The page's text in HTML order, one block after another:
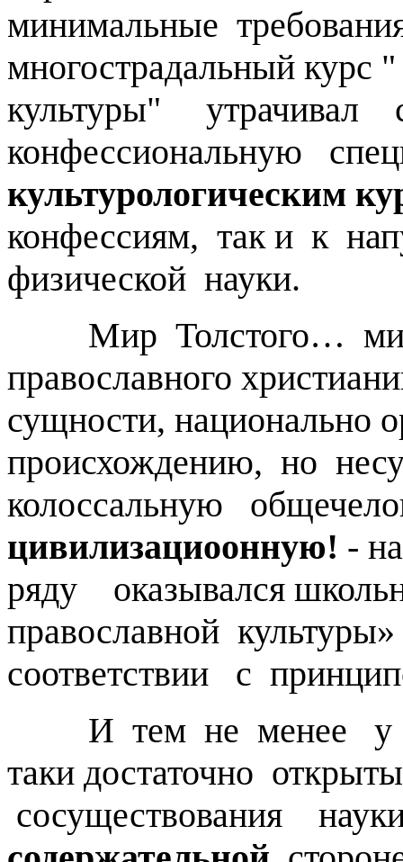
минимальные
многострадальный
культуры" утрачивал
конфессиональную
культурологическим
конфессиям, так и к
физической науки.
Мир Толстого… мир
православного
сущности, национально
происхождению, но
колоссальную
цивилизациоонную! -
ряду оказывался
православной
соответствии с
И тем не менее у А.
таки достаточно
сосуществования